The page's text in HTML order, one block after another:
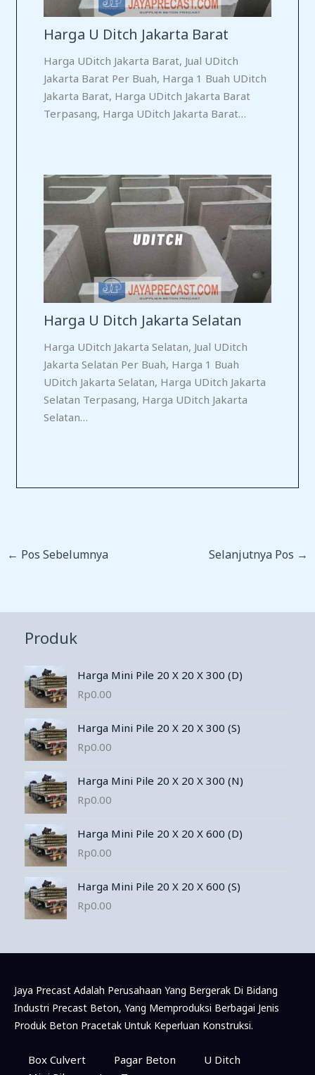
Harga U Ditch Jakarta Barat
Harga UDitch Jakarta Barat, Jual UDitch
Jakarta Barat Per Buah, Harga 1 Buah UDitch
Jakarta Barat, Harga UDitch Jakarta Barat
Terpasang, Harga UDitch Jakarta Barat…
Harga U Ditch Jakarta Selatan
Harga UDitch Jakarta Selatan, Jual UDitch
Jakarta Selatan Per Buah, Harga 1 Buah
UDitch Jakarta Selatan, Harga UDitch Jakarta
Selatan Terpasang, Harga UDitch Jakarta
Selatan…
← Pos Sebelumnya Selanjutnya Pos →
Produk
Harga Mini Pile 20 X 20 X 300 (D)
Rp0.00
Harga Mini Pile 20 X 20 X 300 (S)
Rp0.00
Harga Mini Pile 20 X 20 X 300 (N)
Rp0.00
Harga Mini Pile 20 X 20 X 600 (D)
Rp0.00
Harga Mini Pile 20 X 20 X 600 (S)
Rp0.00
Jaya Precast Adalah Perusahaan Yang Bergerak Di Bidang
Industri Precast Beton, Yang Memproduksi Berbagai Jenis
Produk Beton Pracetak Untuk Keperluan Konstruksi.
Box Culvert Pagar Beton
U Ditch